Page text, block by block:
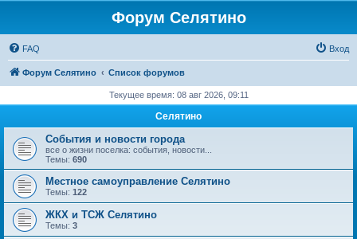
Форум Селятино
FAQ Вход
Форум Селятино Список форумов
Текущее время: 08 авг 2026, 09:11
Селятино
События и новости города
все о жизни поселка: события, новости...
Темы: 690
Местное самоуправление Селятино
Темы: 122
ЖКХ и ТСЖ Селятино
Темы: 3